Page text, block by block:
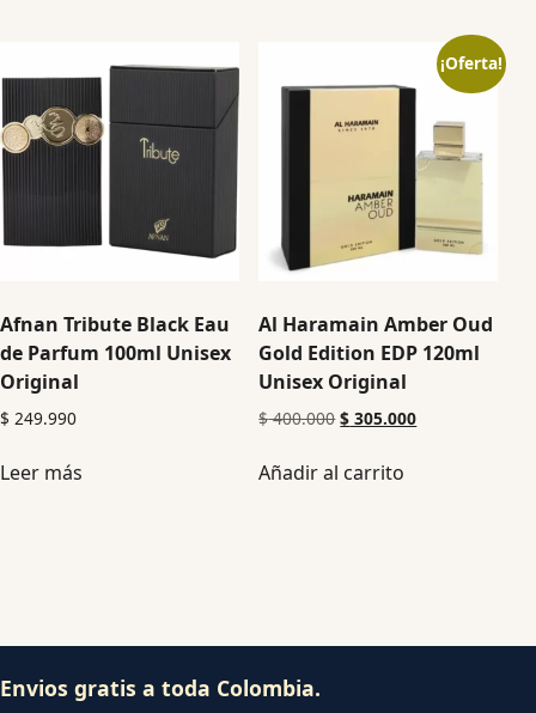
Afnan Tribute Black Eau
de Parfum 100ml Unisex
Original
$ 249.990
Leer más
¡Oferta!
Al Haramain Amber Oud
Gold Edition EDP 120ml
Unisex Original
$400.000 $ 305.000
Añadir al carrito
Envios gratis a toda Colombia.